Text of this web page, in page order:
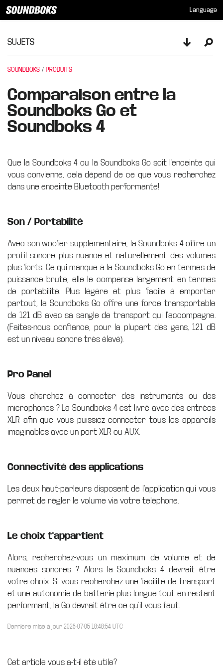
Language
SUJETS
Toggle
SOUNDBOKS PRODUITS
Comparaison entre la
Soundboks Go et
Soundboks 4
Que la Soundboks 4 ou la Soundboks Go soit l'enceinte qui
vous convienne, cela dépend de ce que vous recherchez
dans une enceinte Bluetooth performante!
Son / Portabilité
Avec son woofer supplémentaire, la Soundboks 4 offre un
profil sonore plus nuancé et naturellement des volumes
plus forts. Ce qui manque à la Soundboks Go en termes de
puissance brute, elle le compense largement en termes
de portabilité. Plus légère et plus facile à emporter
partout, la Soundboks Go offre une force transportable
de 121 dB avec sa sangle de transport qui l'accompagne.
(Faites-nous confiance, pour la plupart des gens, 121 dB
est un niveau sonore très élevé).
Pro Panel
Vous cherchez à connecter des instruments ou des
microphones ? La Soundboks 4 est livré avec des entrées
XLR afin que vous puissiez connecter tous les appareils
imaginables avec un port XLR ou AUX.
Connectivité des applications
Les deux haut-parleurs disposent de l’application qui vous
permet de régler le volume via votre téléphone.
Le choix t'appartient
Alors, recherchez-vous un maximum de volume et de
nuances sonores ? Alors la Soundboks 4 devrait être
votre choix. Si vous recherchez une facilité de transport
et une autonomie de batterie plus longue tout en restant
performant, la Go devrait être ce qu'il vous faut.
Dernière mise à jour 2026-07-05 18:48:54 UTC
Cet article vous a-t-il été utile?